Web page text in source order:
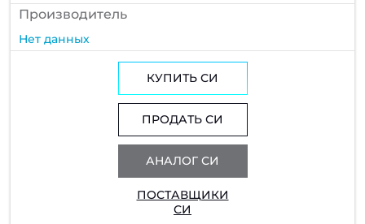
Производитель
Нет данных
КУПИТЬ СИ
ПРОДАТЬ СИ
АНАЛОГ СИ
ПОСТАВЩИКИ
СИ